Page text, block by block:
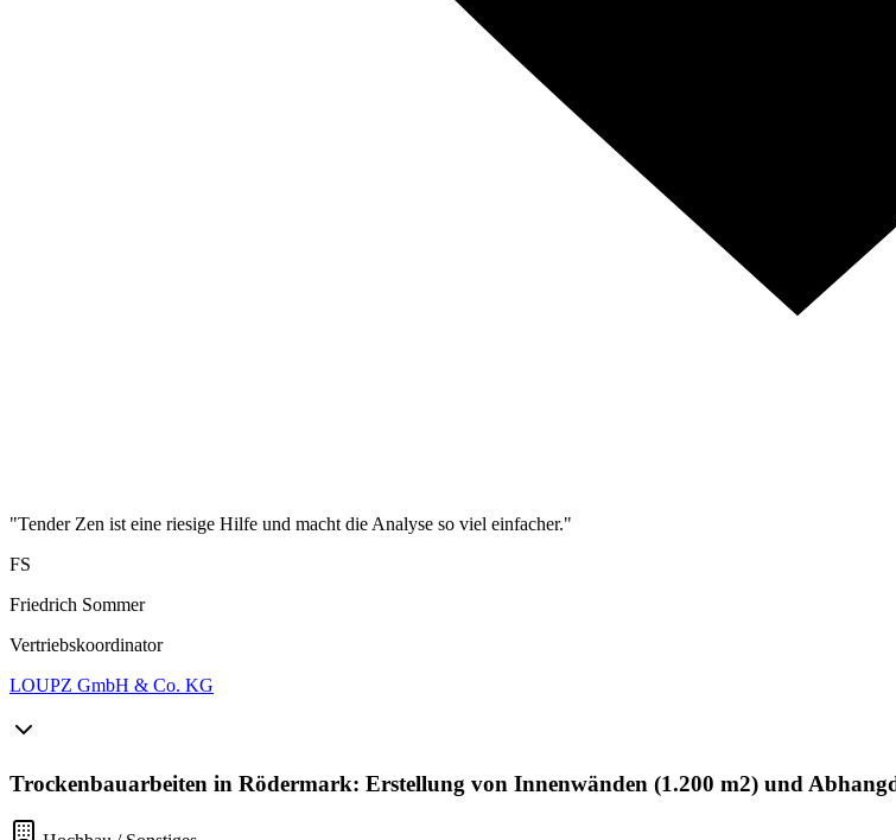
"Tender Zen ist eine riesige Hilfe und macht die Analyse so viel einfacher."
FS
Friedrich Sommer
Vertriebskoordinator
LOUPZ GmbH & Co. KG
Trockenbauarbeiten in Rödermark: Erstellung von Innenwänden (1.200 m2) und